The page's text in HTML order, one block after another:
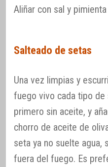
Aliñar con sal y
Salteado de setas
Una vez limpias y
fuego vivo cada tipo de
primero sin aceite, y
chorro de aceite de
seta ya no suelte agua,
fuera del fuego. Es